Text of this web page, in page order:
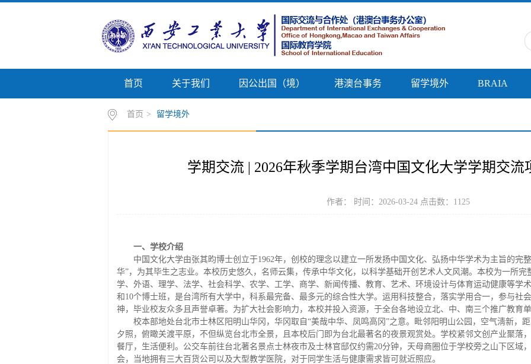
首页 关于我们 因公出国（境） 港澳台事务 留学境外 BRAIA
首页 > 留学境外
学期交流 | 2026年秋季学期台湾中国文化大学学期交流
作者： 时间：2026-03-24 点击数： 1125
一、学校介绍
中国文化大学由张其昀博士创立于1962年，创校的理念以建立一所发扬中国文化、弘扬中华学术为主旨的完
华”，为其毕生之志业。本校历史悠久，名师云集，传承中华文化，以科学基础开创艺术人文风潮。本校为一所
学、外语、理学、法学、社会科学、农学、工学、商学、新闻传播、教育、艺术、环境设计与体育运动健康等学
和10个博士班，是台湾所有大学中，科系最完备、最多元的综合性大学。运用科技整合，落实学用合一，参与社
神，毕业校友众多且声誉卓著。为扩大社会影响力，本校并投入资源，于全台各地设立北、中、南三个推广教育
校本部地处台北市士林区阳明山华冈，华冈取自“美哉中华、凤鸣高冈”之意。毗邻阳明山公园，空气淸新，
夕照，俯瞰关渡平原，不但纵览台北市全景，且本校后门即为台北最著名的夜景观赏处。学校紧邻文创产业聚落
餐厅，生活便利。公交车前往台北著名景点士林夜市及士林官邸仅约需20分钟，天母商圈位于学校旁之山下区域
会，当地拥有三大百货公司以及大型教学医院，对于同学生活与健康需求皆可就近照应。